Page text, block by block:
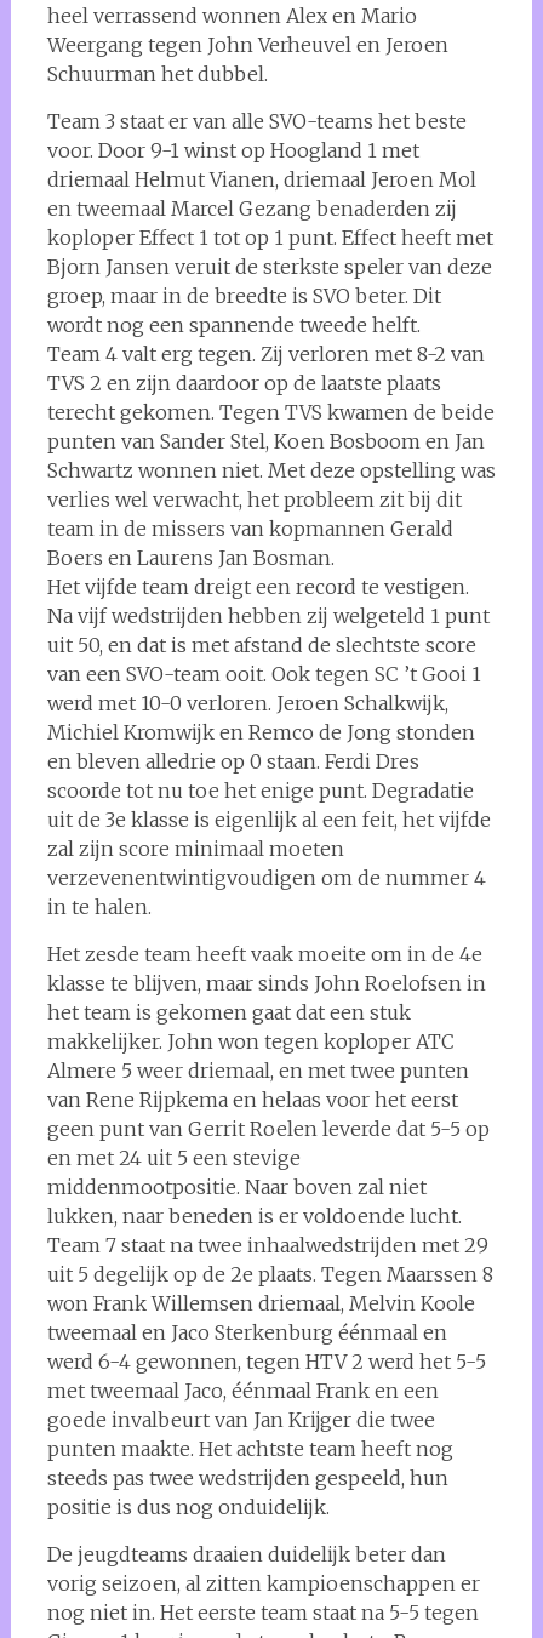
heel verrassend wonnen Alex en Mario
Weergang tegen John Verheuvel en Jeroen
Schuurman het dubbel.
Team 3 staat er van alle SVO-teams het beste
voor. Door 9-1 winst op Hoogland 1 met
driemaal Helmut Vianen, driemaal Jeroen Mol
en tweemaal Marcel Gezang benaderden zij
koploper Effect 1 tot op 1 punt. Effect heeft met
Bjorn Jansen veruit de sterkste speler van deze
groep, maar in de breedte is SVO beter. Dit
wordt nog een spannende tweede helft.
Team 4 valt erg tegen. Zij verloren met 8-2 van
TVS 2 en zijn daardoor op de laatste plaats
terecht gekomen. Tegen TVS kwamen de beide
punten van Sander Stel, Koen Bosboom en Jan
Schwartz wonnen niet. Met deze opstelling was
verlies wel verwacht, het probleem zit bij dit
team in de missers van kopmannen Gerald
Boers en Laurens Jan Bosman.
Het vijfde team dreigt een record te vestigen.
Na vijf wedstrijden hebben zij welgeteld 1 punt
uit 50, en dat is met afstand de slechtste score
van een SVO-team ooit. Ook tegen SC ’t Gooi 1
werd met 10-0 verloren. Jeroen Schalkwijk,
Michiel Kromwijk en Remco de Jong stonden
en bleven alledrie op 0 staan. Ferdi Dres
scoorde tot nu toe het enige punt. Degradatie
uit de 3e klasse is eigenlijk al een feit, het vijfde
zal zijn score minimaal moeten
verzevenentwintigvoudigen om de nummer 4
in te halen.
Het zesde team heeft vaak moeite om in de 4e
klasse te blijven, maar sinds John Roelofsen in
het team is gekomen gaat dat een stuk
makkelijker. John won tegen koploper ATC
Almere 5 weer driemaal, en met twee punten
van Rene Rijpkema en helaas voor het eerst
geen punt van Gerrit Roelen leverde dat 5-5 op
en met 24 uit 5 een stevige
middenmootpositie. Naar boven zal niet
lukken, naar beneden is er voldoende lucht.
Team 7 staat na twee inhaalwedstrijden met 29
uit 5 degelijk op de 2e plaats. Tegen Maarssen 8
won Frank Willemsen driemaal, Melvin Koole
tweemaal en Jaco Sterkenburg éénmaal en
werd 6-4 gewonnen, tegen HTV 2 werd het 5-5
met tweemaal Jaco, éénmaal Frank en een
goede invalbeurt van Jan Krijger die twee
punten maakte. Het achtste team heeft nog
steeds pas twee wedstrijden gespeeld, hun
positie is dus nog onduidelijk.
De jeugdteams draaien duidelijk beter dan
vorig seizoen, al zitten kampioenschappen er
nog niet in. Het eerste team staat na 5-5 tegen